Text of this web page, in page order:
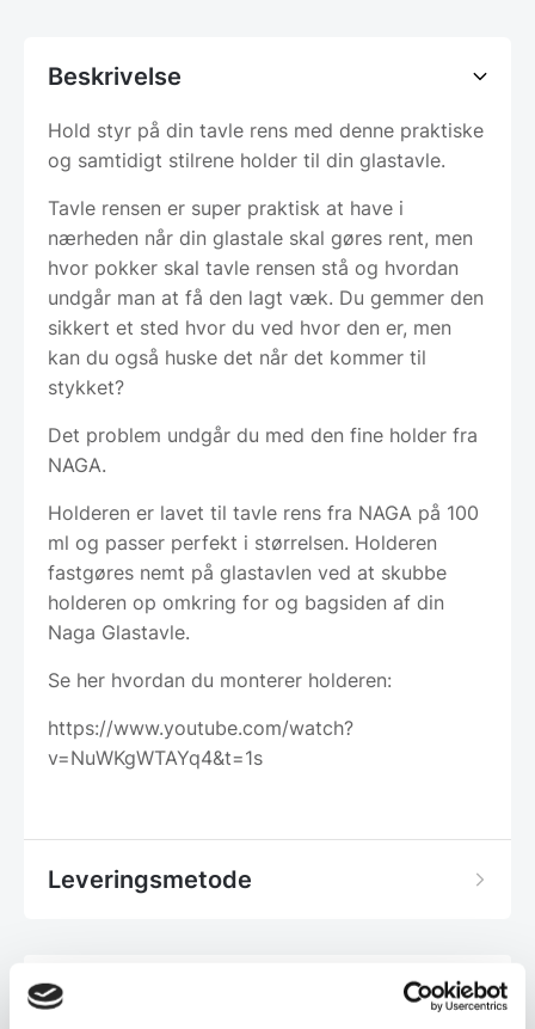
Beskrivelse
Hold styr på din tavle rens med denne praktiske
og samtidigt stilrene holder til din glastavle.
Tavle rensen er super praktisk at have i
nærheden når din glastale skal gøres rent, men
hvor pokker skal tavle rensen stå og hvordan
undgår man at få den lagt væk. Du gemmer den
sikkert et sted hvor du ved hvor den er, men
kan du også huske det når det kommer til
stykket?
Det problem undgår du med den fine holder fra
NAGA.
Holderen er lavet til tavle rens fra NAGA på 100
ml og passer perfekt i størrelsen. Holderen
fastgøres nemt på glastavlen ved at skubbe
holderen op omkring for og bagsiden af din
Naga Glastavle.
Se her hvordan du monterer holderen:
https://www.youtube.com/watch?
v=NuWKgWTAYq4&t=1s
Leveringsmetode
Har du spørgsmål til varen? Klik her